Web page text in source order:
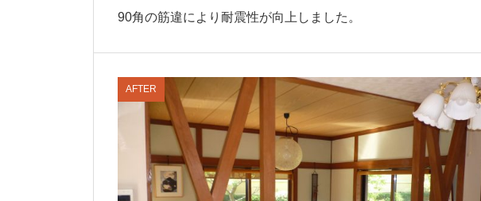
90角の筋違により耐震性が向上しました。
AFTER